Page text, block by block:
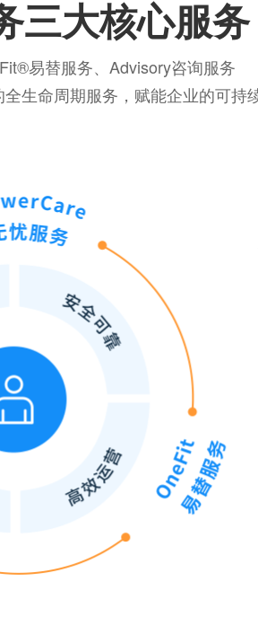
三大核心服务
易替服务、Advisory咨询服务
生命周期服务，赋能企业的可持续